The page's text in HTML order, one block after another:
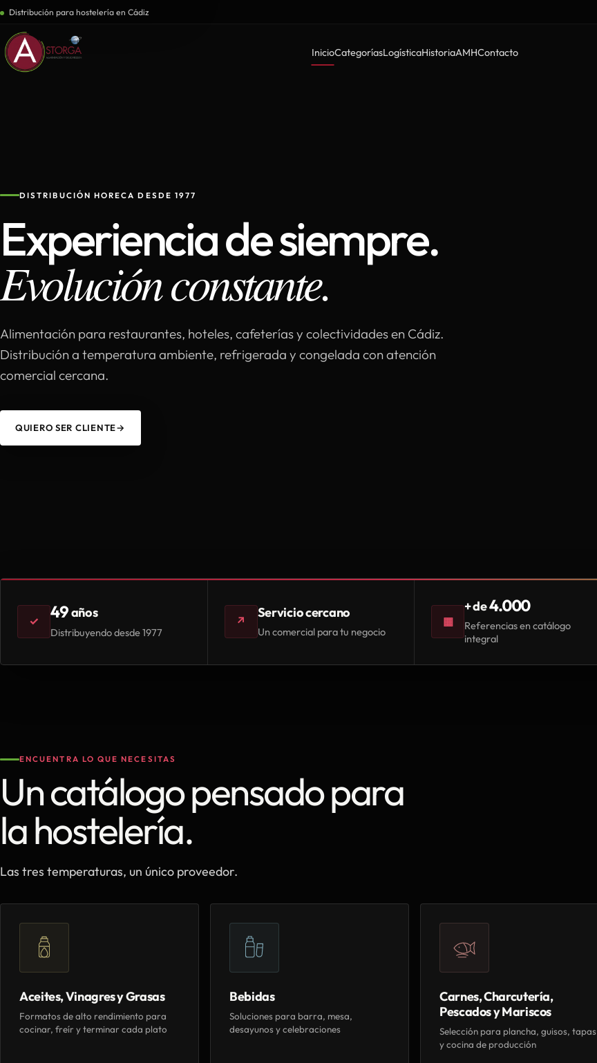
Distribución para hostelería en Cádiz
InicioCategoríasLogísticaHistoriaAMHContacto
DISTRIBUCIÓN HORECA DESDE 1977
Experiencia de siempre.
Evolución constante.
Alimentación para restaurantes, hoteles, cafeterías y colectividades en Cádiz.
Distribución a temperatura ambiente, refrigerada y congelada con atención
comercial cercana.
QUIERO SER CLIENTE→
✓ 49años
Distribuyendo desde 1977
↗
Servicio cercano
Un comercial para tu negocio
▦
+ de4.000
Referencias en catálogo
integral
ENCUENTRA LO QUE NECESITAS
Un catálogo pensado para
la hostelería.
Las tres temperaturas, un único proveedor.
Aceites, Vinagres y Grasas
Formatos de alto rendimiento para
cocinar, freír y terminar cada plato
Bebidas
Soluciones para barra, mesa,
desayunos y celebraciones
Carnes, Charcutería,
Pescados y Mariscos
Selección para plancha, guisos, tapas
y cocina de producción